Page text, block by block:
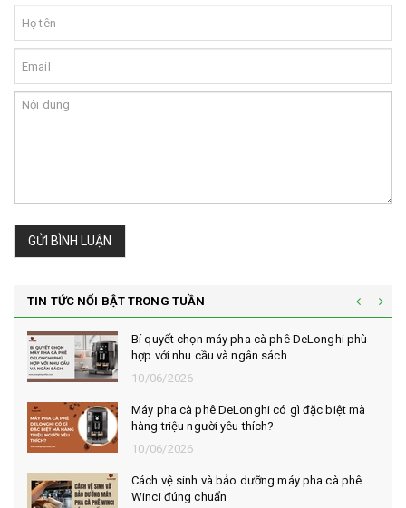
GỬI BÌNH LUẬN
TIN TỨC NỔI BẬT TRONG TUẦN
Bí quyết chọn máy pha cà phê DeLonghi phù
hợp với nhu cầu và ngân sách
10/06/2026
Máy pha cà phê DeLonghi có gì đặc biệt mà
hàng triệu người yêu thích?
10/06/2026
Cách vệ sinh và bảo dưỡng máy pha cà phê
Winci đúng chuẩn